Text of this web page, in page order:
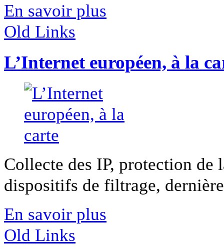
En savoir plus
Old Links
L’Internet européen, à la
Collecte des IP, protection
dispositifs de filtrage,
En savoir plus
Old Links